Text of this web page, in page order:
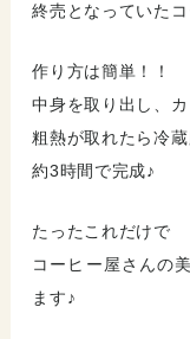
終売となっていた
作り方は簡単！！
中身を取り出し、
粗熱が取れたら冷
約3時間で完成♪
たったこれだけで
コーヒー屋さんの
ます♪